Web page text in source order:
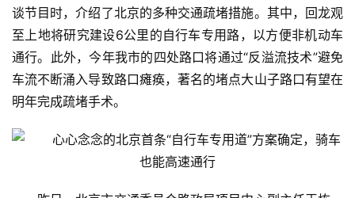
谈节目时，介绍了北京的多种交通疏堵措施。其中，回龙观
至上地将研究建设6公里的自行车专用路，以方便非机动车
通行。此外，今年我市的四处路口将通过“反溢流技术”避免
车流不断涌入导致路口瘫痪，著名的堵点大山子路口有望在
明年完成疏堵手术。